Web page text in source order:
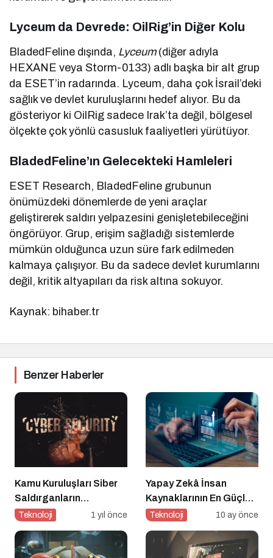
Lyceum da Devrede: OilRig’in Diğer Kolu
BladedFeline dışında, Lyceum(diğer adıyla
HEXANE veya Storm-0133) adlı başka bir alt grup
da ESET’in radarında. Lyceum, daha çok İsrail’deki
sağlık ve devlet kuruluşlarını hedef alıyor. Bu da
gösteriyor ki OilRig sadece Irak’ta değil, bölgesel
ölçekte çok yönlü casusluk faaliyetleri yürütüyor.
BladedFeline’ın Gelecekteki Hamleleri
ESET Research, BladedFeline grubunun
önümüzdeki dönemlerde de yeni araçlar
geliştirerek saldırı yelpazesini genişletebileceğini
öngörüyor. Grup, erişim sağladığı sistemlerde
mümkün olduğunca uzun süre fark edilmeden
kalmaya çalışıyor. Bu da sadece devlet kurumlarını
değil, kritik altyapıları da risk altına sokuyor.
Kaynak: bihaber.tr
Benzer Haberler
Kamu Kuruluşları Siber
Saldırganların
Hedefinde
Teknoloji 1 yıl önce
Yapay Zekâ İnsan
Kaynaklarının En Güçlü
Stratejik Ortağına
Teknoloji 10 ay önce